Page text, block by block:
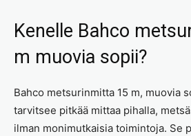
Kenelle Bahco
m muovia sopii?
Bahco metsurinmitta 15 m, muovia
tarvitsee pitkää mittaa pihalla,
ilman monimutkaisia toimintoja. Se